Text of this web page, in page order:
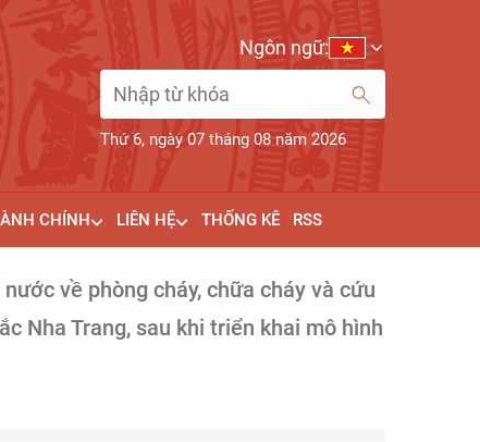
Thứ 6, ngày 07 tháng 08 năm 2026
Ngôn ngữ:
CHÍNH LIÊN HỆ THỐNG KÊ RSS
về phòng cháy, chữa cháy và cứu
Nha Trang, sau khi triển khai mô hình